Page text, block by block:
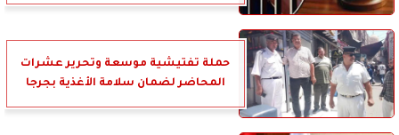
حملة تفتيشية موسعة وتحرير عشرات
المحاضر لضمان سلامة الأغذية بجرجا